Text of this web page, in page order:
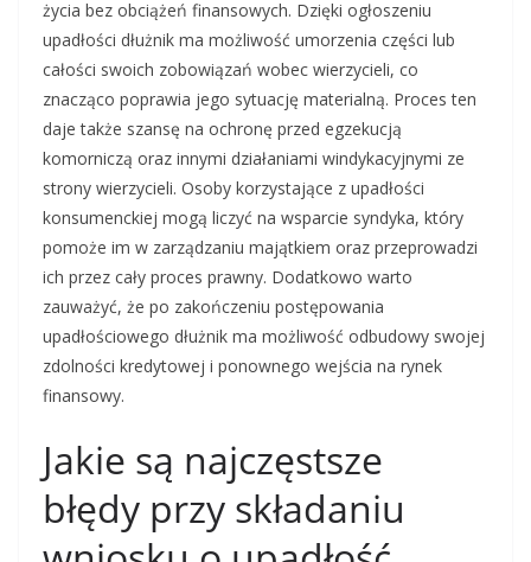
życia bez obciążeń finansowych. Dzięki ogłoszeniu
upadłości dłużnik ma możliwość umorzenia części lub
całości swoich zobowiązań wobec wierzycieli, co
znacząco poprawia jego sytuację materialną. Proces ten
daje także szansę na ochronę przed egzekucją
komorniczą oraz innymi działaniami windykacyjnymi ze
strony wierzycieli. Osoby korzystające z upadłości
konsumenckiej mogą liczyć na wsparcie syndyka, który
pomoże im w zarządzaniu majątkiem oraz przeprowadzi
ich przez cały proces prawny. Dodatkowo warto
zauważyć, że po zakończeniu postępowania
upadłościowego dłużnik ma możliwość odbudowy swojej
zdolności kredytowej i ponownego wejścia na rynek
finansowy.
Jakie są najczęstsze
błędy przy składaniu